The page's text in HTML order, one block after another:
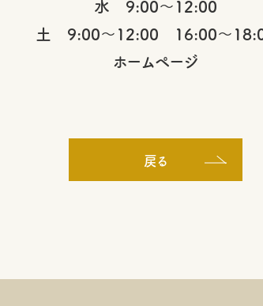
水 9:00～12:00
土 9:00～12:00 16:00～
ホームページ
戻る